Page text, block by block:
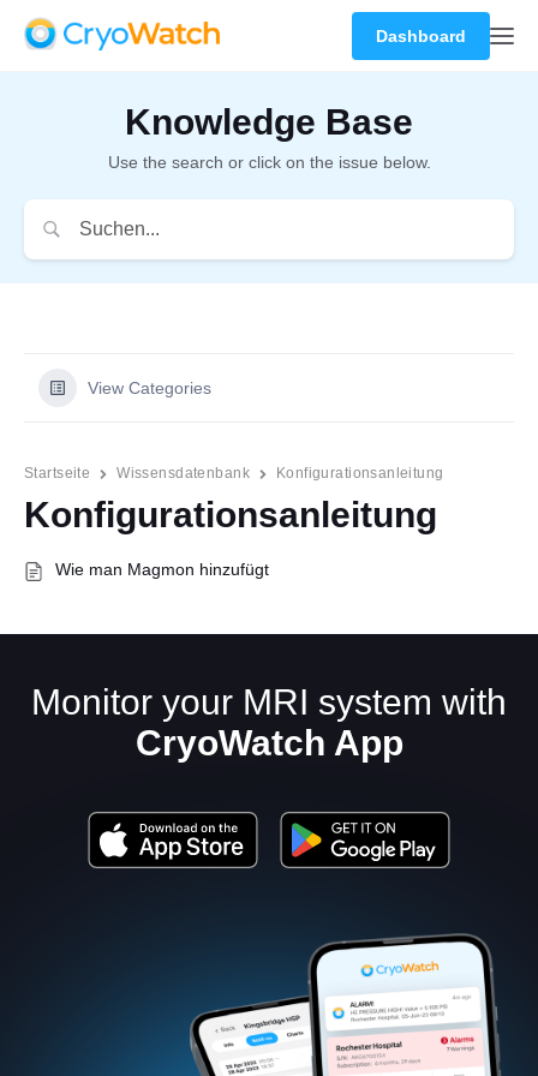
Dashboard
Knowledge Base
Use the search or click on the issue below.
View Categories
Startseite Wissensdatenbank Konfigurationsanleitung
Konfigurationsanleitung
Wie man Magmon hinzufügt
Monitor your MRI system with
CryoWatch App